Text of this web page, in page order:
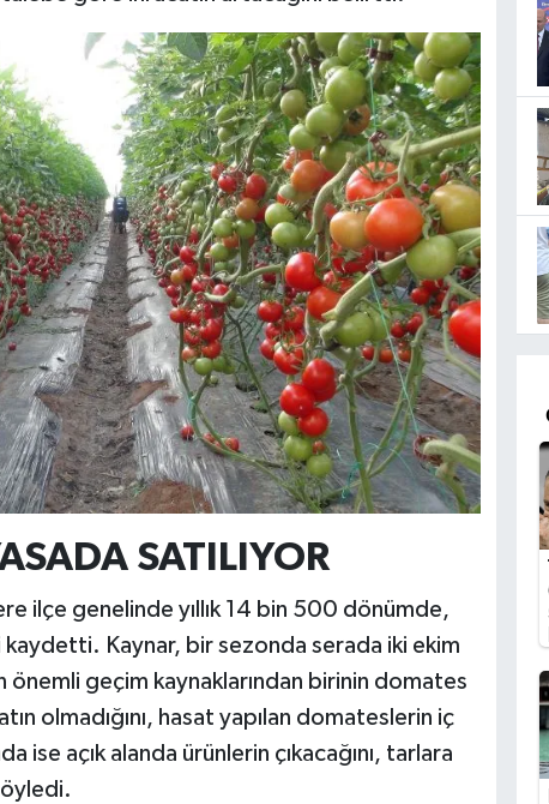
SATILIYOR
ilçe genelinde yıllık 14 bin 500 dönümde,
Kaynar, bir sezonda serada iki ekim
önemli geçim kaynaklarından birinin domates
olmadığını, hasat yapılan domateslerin iç
ise açık alanda ürünlerin çıkacağını, tarlara